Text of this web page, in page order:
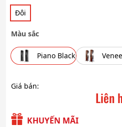
Đôi
Màu sắc
Piano Black
Giá bán:
Liên
KHUYẾN MÃI